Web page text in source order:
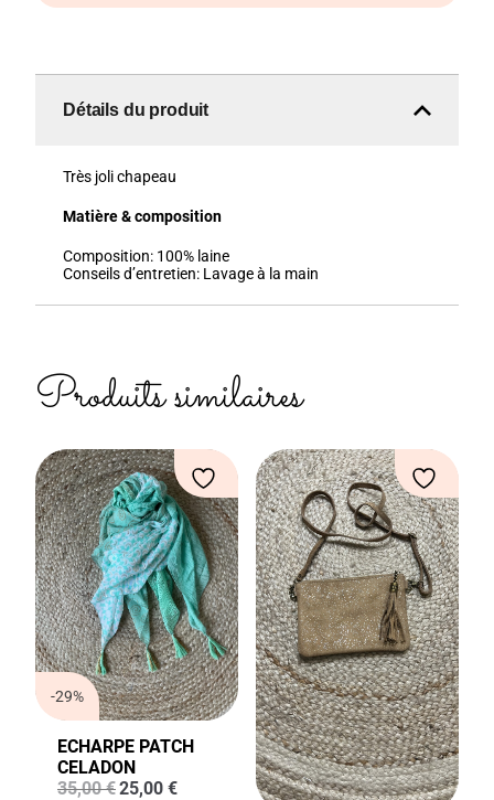
Détails du produit
Très joli chapeau
Matière & composition
Composition: 100% laine
Conseils d’entretien: Lavage à la main
Produits similaires
-29%
ECHARPE PATCH
CELADON
35,00€Le
25,00 €Le